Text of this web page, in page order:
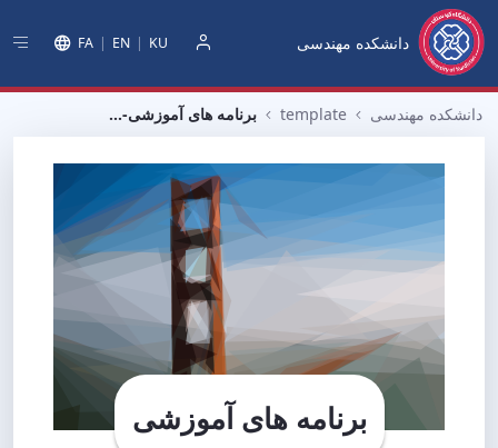
دانشکده مهندسی FA EN KU
دانشکده مهندسی template برنامه های آموزشی-قالب
برنامه های آموزشی